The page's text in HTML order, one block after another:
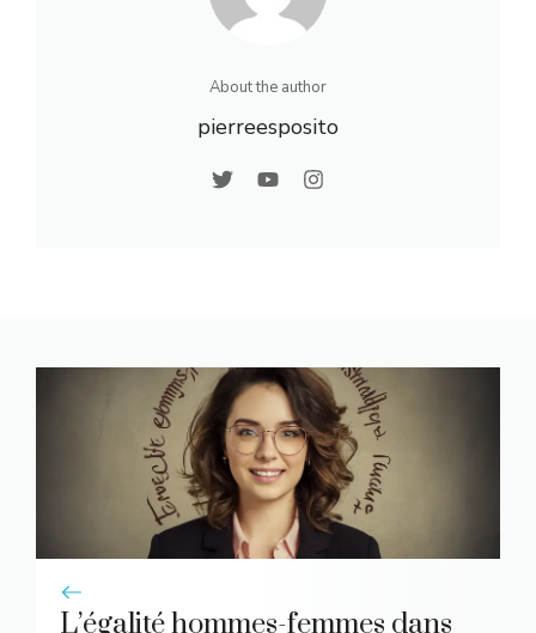
About the author
pierreesposito
L’égalité hommes-femmes dans